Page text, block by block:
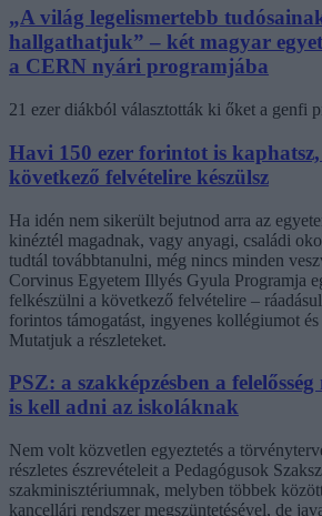
„A világ legelismertebb
hallgathatjuk” – két magyar
a CERN nyári programjába
21 ezer diákból választották ki őket a genfi
Havi 150 ezer forintot is kaphatsz,
következő felvételire készülsz
Ha idén nem sikerült bejutnod arra az
kinéztél magadnak, vagy anyagi, családi
tudtál továbbtanulni, még nincs minden
Corvinus Egyetem Illyés Gyula Programja
felkészülni a következő felvételire –
forintos támogatást, ingyenes kollégiumot
Mutatjuk a részleteket.
PSZ: a szakképzésben a
is kell adni az iskoláknak
Nem volt közvetlen egyeztetés a
részletes észrevételeit a Pedagógusok
szakminisztériumnak, melyben többek
kancellári rendszer megszüntetésével, de